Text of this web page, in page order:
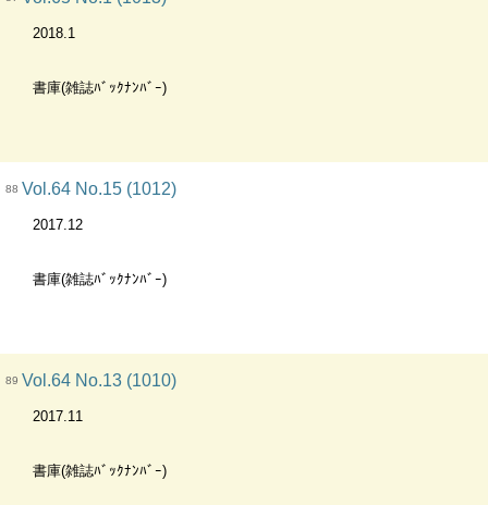
2018.1
書庫(雑誌ﾊﾞｯｸﾅﾝﾊﾞｰ)
88 Vol.64 No.15 (1012)
2017.12
書庫(雑誌ﾊﾞｯｸﾅﾝﾊﾞｰ)
89 Vol.64 No.13 (1010)
2017.11
書庫(雑誌ﾊﾞｯｸﾅﾝﾊﾞｰ)